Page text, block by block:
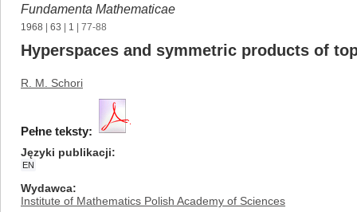
Fundamenta Mathematicae
1968 63 1 | 77-88
Hyperspaces and symmetric products of
R. M. Schori
Pełne teksty:
Języki publikacji
EN
Wydawca
Institute of Mathematics Polish Academy of Sciences